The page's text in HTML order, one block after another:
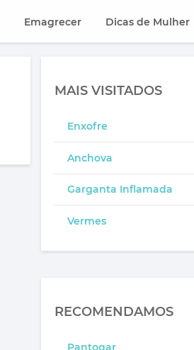
Emagrecer Dicas de Mulher
MAIS VISITADOS
Enxofre
Anchova
Garganta Inflamada
Vermes
RECOMENDAMOS
Pantogar